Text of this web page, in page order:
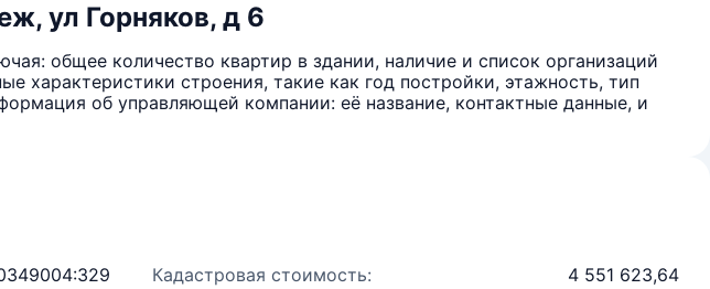
ул Горняков, д 6
общее количество квартир в здании, наличие и список организаций
характеристики строения, такие как год постройки, этажность, тип
об управляющей компании: её название, контактные данные, и
Кадастровая стоимость: 4 551 623,64